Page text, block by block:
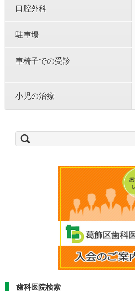
口腔外科
駐車場
車椅子での受診
小児の治療
索:
歯科医院検索